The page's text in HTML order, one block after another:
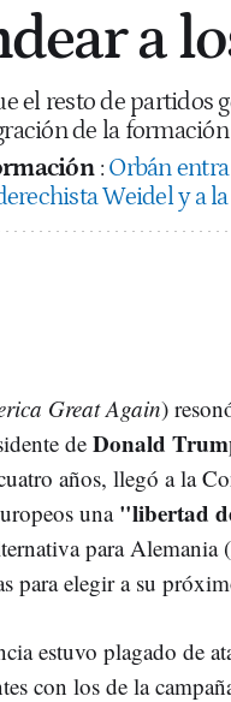
a
el resto de partidos
de la formación
: Orbán
Weidel y a
Great Again)
de Donald
años, llegó a la
una "libertad
para
para elegir a su
estuvo plagado de
con los de la